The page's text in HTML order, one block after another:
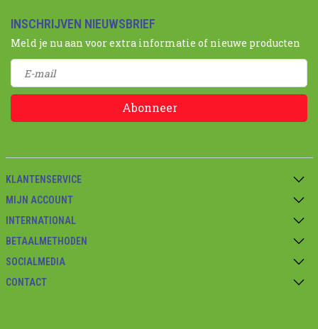
INSCHRIJVEN NIEUWSBRIEF
Meld je nu aan voor extra informatie of nieuwe producten
Abonneer
KLANTENSERVICE
MIJN ACCOUNT
INTERNATIONAL
BETAALMETHODEN
SOCIALMEDIA
CONTACT